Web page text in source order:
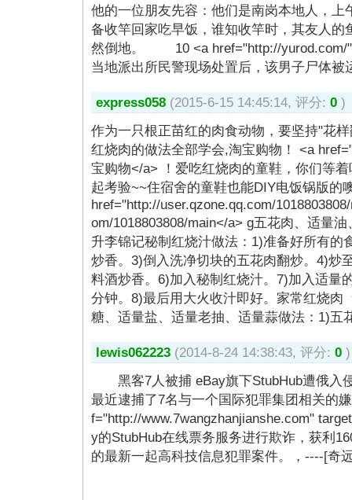
他的一位朋友先容：他们是南岗本地人，上
备收竿回家吃早饭，谁知收竿时，其友人的
然倒地。 10 <a href="http://yurod.com/
当地派出所民警现场处置后，该男子尸
express058 (2015-6-15 14:45:14, 评分: 0 )
作为一只根正苗红的肉食动物，要坚持"花
红烧肉的做法全部学会,淘宝购物！ <a
宝购物</a> ！爱吃红烧肉的童鞋，你们等
起考验~~住宿舍的童鞋也能DIY电饭锅版的
href="http://user.qzone.qq.com/
om/1018803808/main</a> g五花肉、适量
升李锦记秘制红烧汁做法：1)准备好所有的
炒香。3)倒入洗净切块的五花肉翻炒。4)炒
料酒炒香。6)加入秘制红烧汁。7)加入适量
分钟。8)最后用大火收汁即好。家常红烧肉
糖、适量盐、适量老抽、适量蒜做法：1)五
lewis062223 (2014-8-24 14:38:43, 评分: 0 )
黑客7人被捕 eBay旗下StubHub遭俄入
最近逮捕了7名与一个国际犯罪集团相关的
f="http://www.7wangzhanjianshe.com"
y的StubHub在线票务服务进行欺诈，获利
的最新一起高科技信息犯罪案件。，----[奇